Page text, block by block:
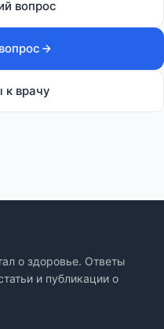
вопрос
к врачу
о здоровье. Ответы
и публикации о